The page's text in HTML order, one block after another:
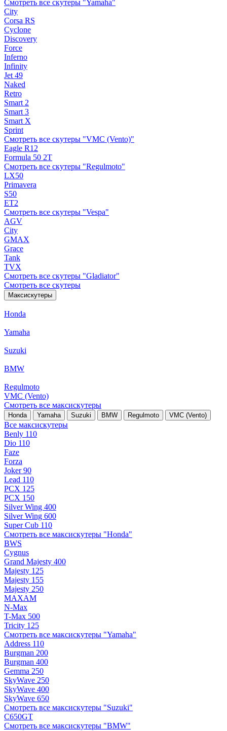
Смотреть все скутеры "Yamaha"
City
Corsa RS
Cyclone
Discovery
Force
Inferno
Infinity
Jet 49
Naked
Retro
Smart 2
Smart 3
Smart X
Sprint
Смотреть все скутеры "VMC (Vento)"
Eagle R12
Formula 50 2Т
Смотреть все скутеры "Regulmoto"
LX50
Primavera
S50
ET2
Смотреть все скутеры "Vespa"
AGV
City
GMAX
Grace
Tank
TVX
Смотреть все скутеры "Gladiator"
Смотреть все скутеры
Максискутеры
Honda
Yamaha
Suzuki
BMW
Regulmoto
VMC (Vento)
Смотреть все максискутеры
Honda Yamaha Suzuki BMW Regulmoto VMC (Vento)
Все максискутеры
Benly 110
Dio 110
Faze
Forza
Joker 90
Lead 110
PCX 125
PCX 150
Silver Wing 400
Silver Wing 600
Super Cub 110
Смотреть все максискутеры "Honda"
BWS
Cygnus
Grand Majesty 400
Majesty 125
Majesty 155
Majesty 250
MAXAM
N-Max
T-Max 500
Tricity 125
Смотреть все максискутеры "Yamaha"
Address 110
Burgman 200
Burgman 400
Gemma 250
SkyWave 250
SkyWave 400
SkyWave 650
Смотреть все максискутеры "Suzuki"
C650GT
Смотреть все максискутеры "BMW"